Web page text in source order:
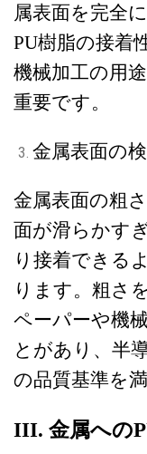
属表面を完全
PU樹脂の接着
機械加工の用
重要です。
金属表面の
金属表面の粗
面が滑らかす
り接着できる
ります。粗さ
ペーパーや機
とがあり、半
の品質基準を
III. 金属への